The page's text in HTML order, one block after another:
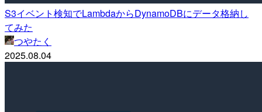
S3イベント検知でLambdaからDynamoDBにデータ格納し
てみた
つやたく
2025.08.04